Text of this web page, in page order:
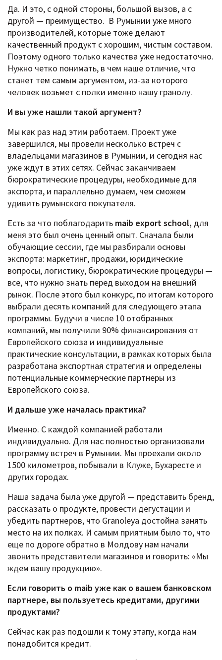
Да. И это, с одной стороны, большой вызов, а с
другой — преимущество. В Румынии уже много
производителей, которые тоже делают
качественный продукт с хорошим, чистым составом.
Поэтому одного только качества уже недостаточно.
Нужно четко понимать, в чем наше отличие, что
станет тем самым аргументом, из-за которого
человек возьмет с полки именно нашу гранолу.
И вы уже нашли такой аргумент?
Мы как раз над этим работаем. Проект уже
завершился, мы провели несколько встреч с
владельцами магазинов в Румынии, и сегодня нас
уже ждут в этих сетях. Сейчас заканчиваем
бюрократические процедуры, необходимые для
экспорта, и параллельно думаем, чем сможем
удивить румынского покупателя.
Есть за что поблагодарить maib export school, для
меня это был очень ценный опыт. Сначала были
обучающие сессии, где мы разбирали основы
экспорта: маркетинг, продажи, юридические
вопросы, логистику, бюрократические процедуры —
все, что нужно знать перед выходом на внешний
рынок. После этого был конкурс, по итогам которого
выбрали десять компаний для следующего этапа
программы. Будучи в числе 10 отобранных
компаний, мы получили 90% финансирования от
Европейского союза и индивидуальные
практические консультации, в рамках которых была
разработана экспортная стратегия и определены
потенциальные коммерческие партнеры из
Европейского союза.
И дальше уже началась практика?
Именно. С каждой компанией работали
индивидуально. Для нас полностью организовали
программу встреч в Румынии. Мы проехали около
1500 километров, побывали в Клуже, Бухаресте и
других городах.
Наша задача была уже другой — представить бренд,
рассказать о продукте, провести дегустации и
убедить партнеров, что Granoleya достойна занять
место на их полках. И самым приятным было то, что
еще по дороге обратно в Молдову нам начали
звонить представители магазинов и говорить: «Мы
ждем вашу продукцию».
Если говорить о maib уже как о вашем банковском
партнере, вы пользуетесь кредитами, другими
продуктами?
Сейчас как раз подошли к тому этапу, когда нам
понадобится кредит.